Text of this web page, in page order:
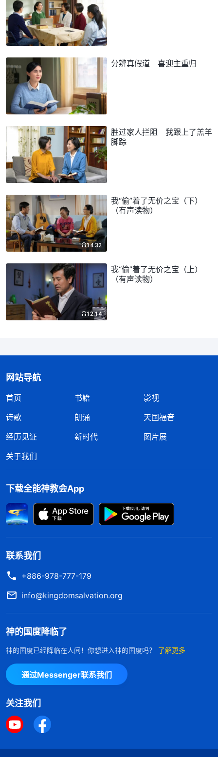
分辨真假道 喜迎主重归
胜过家人拦阻 我跟上了羔羊
脚踪
14:32
我“偷”着了无价之宝（下）
（有声读物）
12:14
我“偷”着了无价之宝（上）
（有声读物）
网站导航
首页 书籍
影视
诗歌
朗诵
天国福音
经历见证
新时代
图片展
关于我们
下载全能神教会App
联系我们
+886-978-777-179
info@kingdomsalvation.org
神的国度降临了
神的国度已经降临在人间！你想进入神的国度吗？ 了解更多
通过Messenger联系我们
关注我们